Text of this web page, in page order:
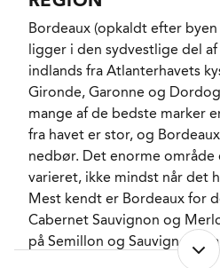
Château Lynch-Bages. Det
fadene (75% nye) hvor vinen
æggehvider undervejs og til
inden aftapningen på flaske.
Bordeaux (opkaldt efter byen
ligger i den sydvestlige del
indlands fra Atlanterhavets
Gironde, Garonne og
mange af de bedste marker
fra havet er stor, og
nedbør. Det enorme område
varieret, ikke mindst når det
Mest kendt er Bordeaux for
Cabernet Sauvignon og
på Semillon og Sauvignon
Bordeaux, både røde, tørre